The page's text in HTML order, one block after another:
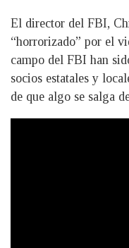
El director del FBI,
“horrorizado” por el
campo del FBI han
socios estatales y
de que algo se salga